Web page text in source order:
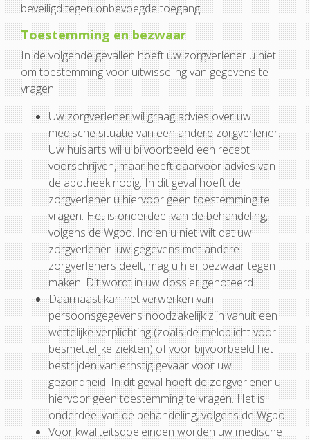
beveiligd tegen onbevoegde toegang.
Toestemming en bezwaar
In de volgende gevallen hoeft uw zorgverlener u niet
om toestemming voor uitwisseling van gegevens te
vragen:
Uw zorgverlener wil graag advies over uw
medische situatie van een andere zorgverlener.
Uw huisarts wil u bijvoorbeeld een recept
voorschrijven, maar heeft daarvoor advies van
de apotheek nodig. In dit geval hoeft de
zorgverlener u hiervoor geen toestemming te
vragen. Het is onderdeel van de behandeling,
volgens de Wgbo. Indien u niet wilt dat uw
zorgverlener uw gegevens met andere
zorgverleners deelt, mag u hier bezwaar tegen
maken. Dit wordt in uw dossier genoteerd.
Daarnaast kan het verwerken van
persoonsgegevens noodzakelijk zijn vanuit een
wettelijke verplichting (zoals de meldplicht voor
besmettelijke ziekten) of voor bijvoorbeeld het
bestrijden van ernstig gevaar voor uw
gezondheid. In dit geval hoeft de zorgverlener u
hiervoor geen toestemming te vragen. Het is
onderdeel van de behandeling, volgens de Wgbo.
Voor kwaliteitsdoeleinden worden uw medische